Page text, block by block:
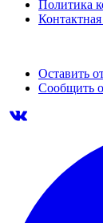
Политика
Оставить
Сообщить